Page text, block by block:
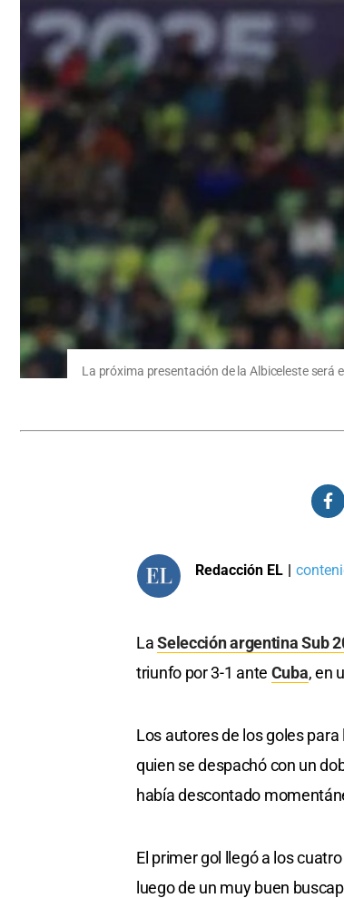
La próxima presentación de la Albiceleste será
Redacción EL
LaSelección argentina Sub
triunfo por 3-1 ante Cuba, en
Los autores de los goles
quien se despachó con un
había descontado
El primer gol llegó a los
luego de un muy buen